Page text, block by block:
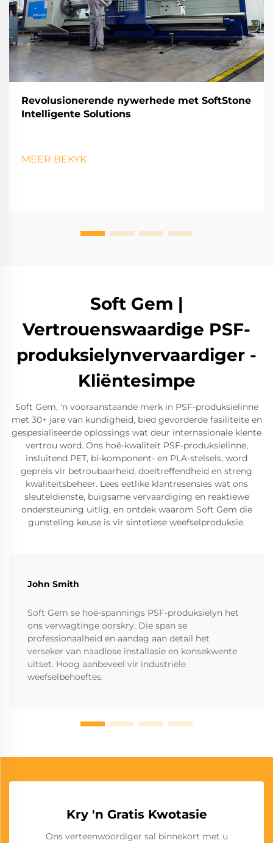
Revolusionerende nywerhede met SoftStone
Intelligente Solutions
MEER BEKYK
Soft Gem |
Vertrouenswaardige PSF-
produksielynvervaardiger -
Kliëntesimpe
Soft Gem, 'n vooraanstaande merk in PSF-produksielinne
met 30+ jare van kundigheid, bied gevorderde fasiliteite en
gespesialiseerde oplossings wat deur internasionale klente
vertrou word. Ons hoë-kwaliteit PSF-produksielinne,
insluitend PET, bi-komponent- en PLA-stelsels, word
gepreis vir betroubaarheid, doeltreffendheid en streng
kwaliteitsbeheer. Lees eetlike klantresensies wat ons
sleuteldienste, buigsame vervaardiging en reaktiewe
ondersteuning uitlig, en ontdek waarom Soft Gem die
gunsteling keuse is vir sintetiese weefselproduksie.
John Smith
Soft Gem se hoë-spannings PSF-produksielyn het
ons verwagtinge oorskry. Die span se
professionaalheid en aandag aan detail het
verseker van naadlose installasie en konsekwente
uitset. Hoog aanbeveel vir industriële
weefselbehoeftes.
Kry 'n Gratis Kwotasie
Ons verteenwoordiger sal binnekort met u